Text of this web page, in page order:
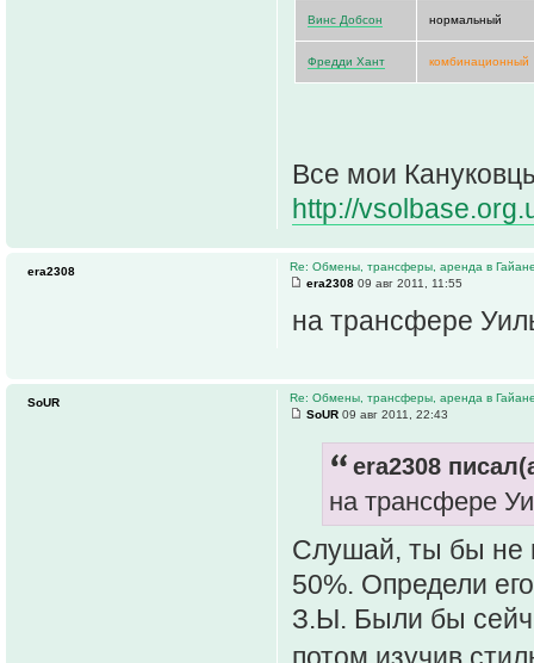
Винс Добсон нормальный
Фредди Хант комбинационный
Все мои
http://
Re: Обмены, трансферы, аренда в
era2308 09 авг 2011, 11:55
на трансфере
era2308
Re: Обмены, трансферы, аренда в
SoUR 09 авг 2011, 22:43
era2308
на трансфере
Слушай, ты бы не
50%. Определи
З.Ы. Были бы
SoUR